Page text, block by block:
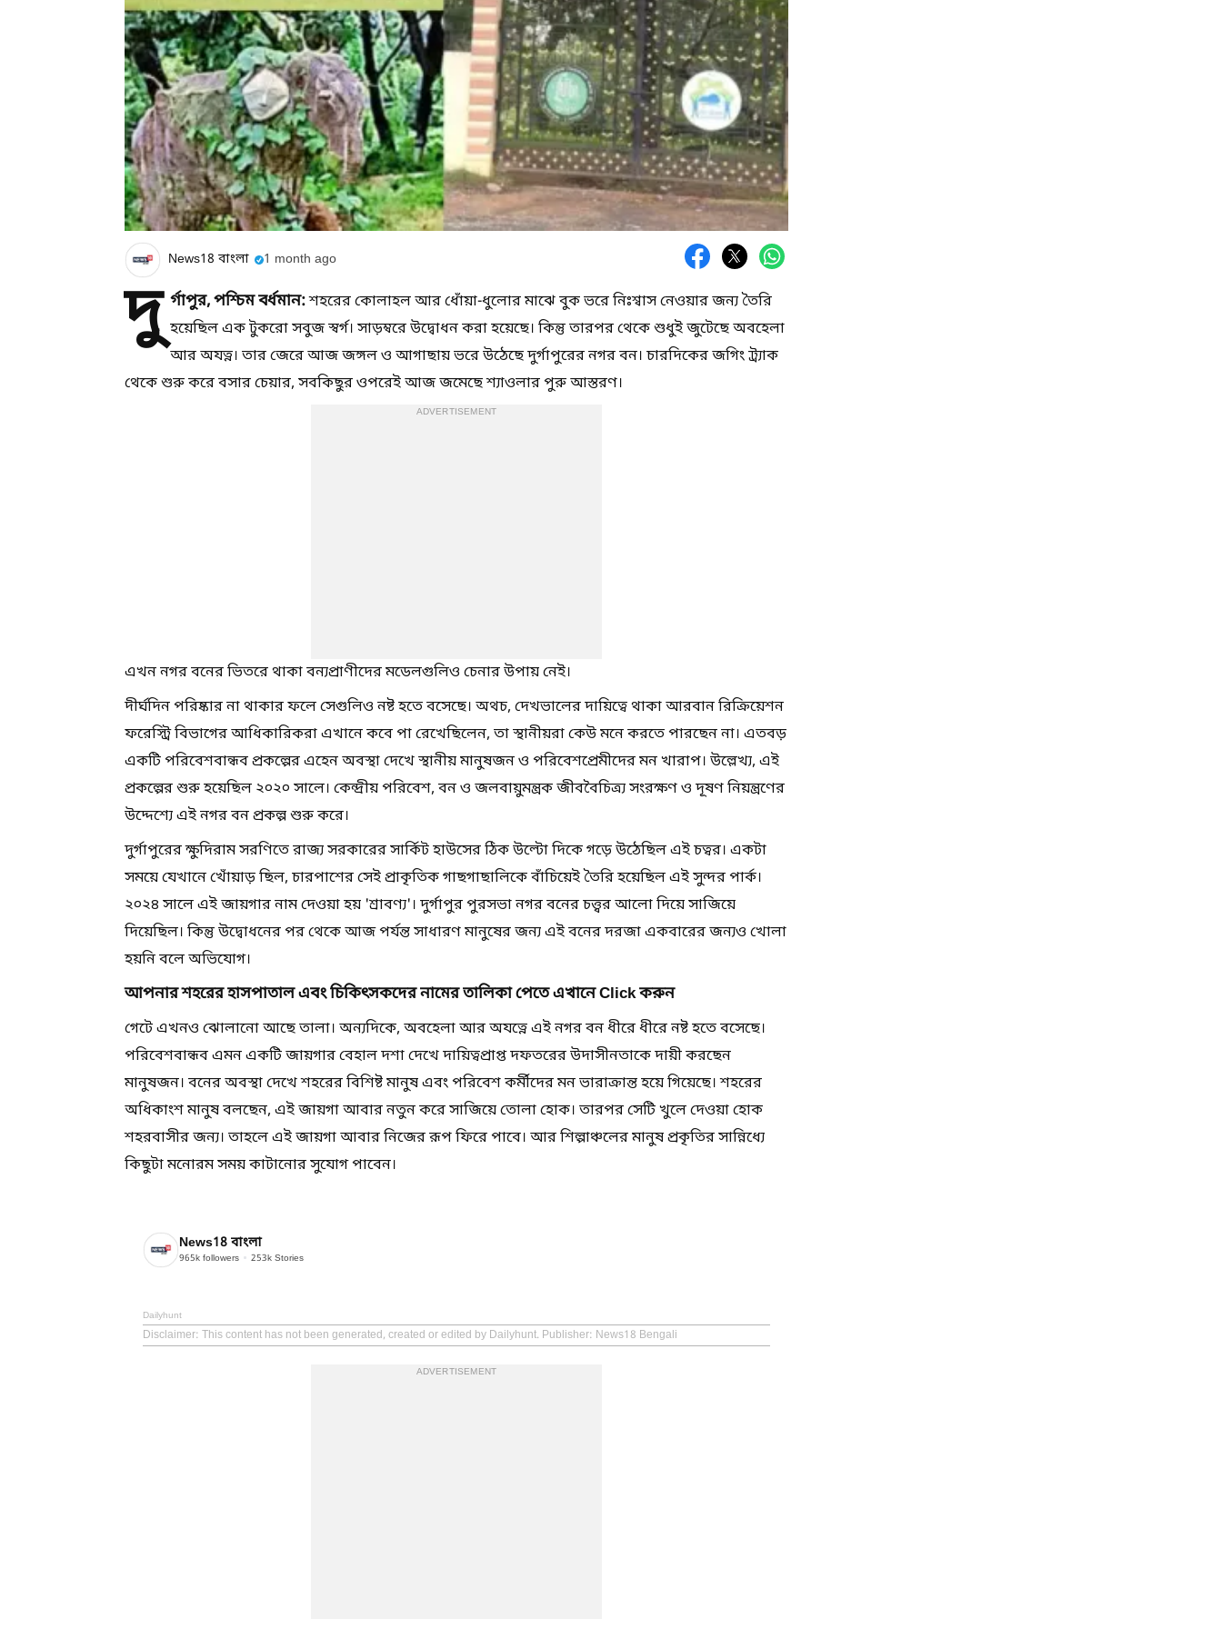
News18 বাংলা 1 month ago
দু র্গাপুর, পশ্চিম বর্ধমান:শহরের কোলাহল আর ধোঁয়া-ধুলোর মাঝে বুক ভরে নিঃশ্বাস নেওয়ার জন্য তৈরি
হয়েছিল এক টুকরো সবুজ স্বর্গ। সাড়ম্বরে উদ্বোধন করা হয়েছে। কিন্তু তারপর থেকে শুধুই জুটেছে অবহেলা
আর অযত্ন। তার জেরে আজ জঙ্গল ও আগাছায় ভরে উঠেছে দুর্গাপুরের নগর বন। চারদিকের জগিং ট্র্যাক
থেকে শুরু করে বসার চেয়ার, সবকিছুর ওপরেই আজ জমেছে শ্যাওলার পুরু আস্তরণ।
ADVERTISEMENT
এখন নগর বনের ভিতরে থাকা বন্যপ্রাণীদের মডেলগুলিও চেনার উপায় নেই।
দীর্ঘদিন পরিষ্কার না থাকার ফলে সেগুলিও নষ্ট হতে বসেছে। অথচ, দেখভালের দায়িত্বে থাকা আরবান রিক্রিয়েশন
ফরেস্ট্রি বিভাগের আধিকারিকরা এখানে কবে পা রেখেছিলেন, তা স্থানীয়রা কেউ মনে করতে পারছেন না। এতবড়
একটি পরিবেশবান্ধব প্রকল্পের এহেন অবস্থা দেখে স্থানীয় মানুষজন ও পরিবেশপ্রেমীদের মন খারাপ। উল্লেখ্য, এই
প্রকল্পের শুরু হয়েছিল ২০২০ সালে। কেন্দ্রীয় পরিবেশ, বন ও জলবায়ুমন্ত্রক জীববৈচিত্র্য সংরক্ষণ ও দূষণ নিয়ন্ত্রণের
উদ্দেশ্যে এই নগর বন প্রকল্প শুরু করে।
দুর্গাপুরের ক্ষুদিরাম সরণিতে রাজ্য সরকারের সার্কিট হাউসের ঠিক উল্টো দিকে গড়ে উঠেছিল এই চত্বর। একটা
সময়ে যেখানে খোঁয়াড় ছিল, চারপাশের সেই প্রাকৃতিক গাছগাছালিকে বাঁচিয়েই তৈরি হয়েছিল এই সুন্দর পার্ক।
২০২৪ সালে এই জায়গার নাম দেওয়া হয় 'শ্রাবণ্য'। দুর্গাপুর পুরসভা নগর বনের চত্ত্বর আলো দিয়ে সাজিয়ে
দিয়েছিল। কিন্তু উদ্বোধনের পর থেকে আজ পর্যন্ত সাধারণ মানুষের জন্য এই বনের দরজা একবারের জন্যও খোলা
হয়নি বলে অভিযোগ।
আপনার শহরের হাসপাতাল এবং চিকিৎসকদের নামের তালিকা পেতে এখানে Click করুন
গেটে এখনও ঝোলানো আছে তালা। অন্যদিকে, অবহেলা আর অযত্নে এই নগর বন ধীরে ধীরে নষ্ট হতে বসেছে।
পরিবেশবান্ধব এমন একটি জায়গার বেহাল দশা দেখে দায়িত্বপ্রাপ্ত দফতরের উদাসীনতাকে দায়ী করছেন
মানুষজন। বনের অবস্থা দেখে শহরের বিশিষ্ট মানুষ এবং পরিবেশ কর্মীদের মন ভারাক্রান্ত হয়ে গিয়েছে। শহরের
অধিকাংশ মানুষ বলছেন, এই জায়গা আবার নতুন করে সাজিয়ে তোলা হোক। তারপর সেটি খুলে দেওয়া হোক
শহরবাসীর জন্য। তাহলে এই জায়গা আবার নিজের রূপ ফিরে পাবে। আর শিল্পাঞ্চলের মানুষ প্রকৃতির সান্নিধ্যে
কিছুটা মনোরম সময় কাটানোর সুযোগ পাবেন।
News18 বাংলা
965k followers 253k Stories
Dailyhunt
Disclaimer: This content has not been generated, created or edited by Dailyhunt. Publisher: News18 Bengali
ADVERTISEMENT